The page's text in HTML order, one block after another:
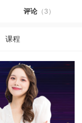
评论（3）
课程